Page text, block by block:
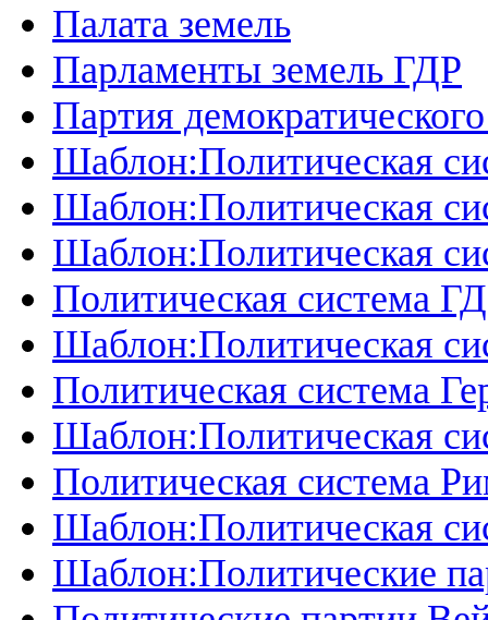
Палата земель
Парламенты земель ГДР
Партия
Шаблон:Политическая
Шаблон:Политическая
Шаблон:Политическая
Политическая система
Шаблон:Политическая
Политическая система
Шаблон:Политическая
Политическая система
Шаблон:Политическая
Шаблон:Политические